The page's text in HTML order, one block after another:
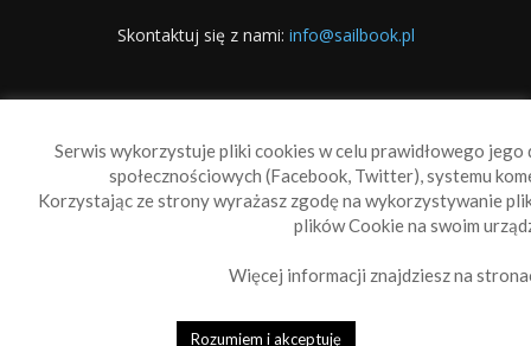
Skontaktuj się z nami: info@sailbook.pl
Reklama
Polityka prywatności
Serwis wykorzystuje pliki cookies w celu prawidłowego
społecznościowych (Facebook, Twitter), systemu
Korzystając ze strony wyrażasz zgodę na wykorzystywanie
plików Cookie na swoim
Więcej informacji znajdziesz na
Rozumiem i akceptuję